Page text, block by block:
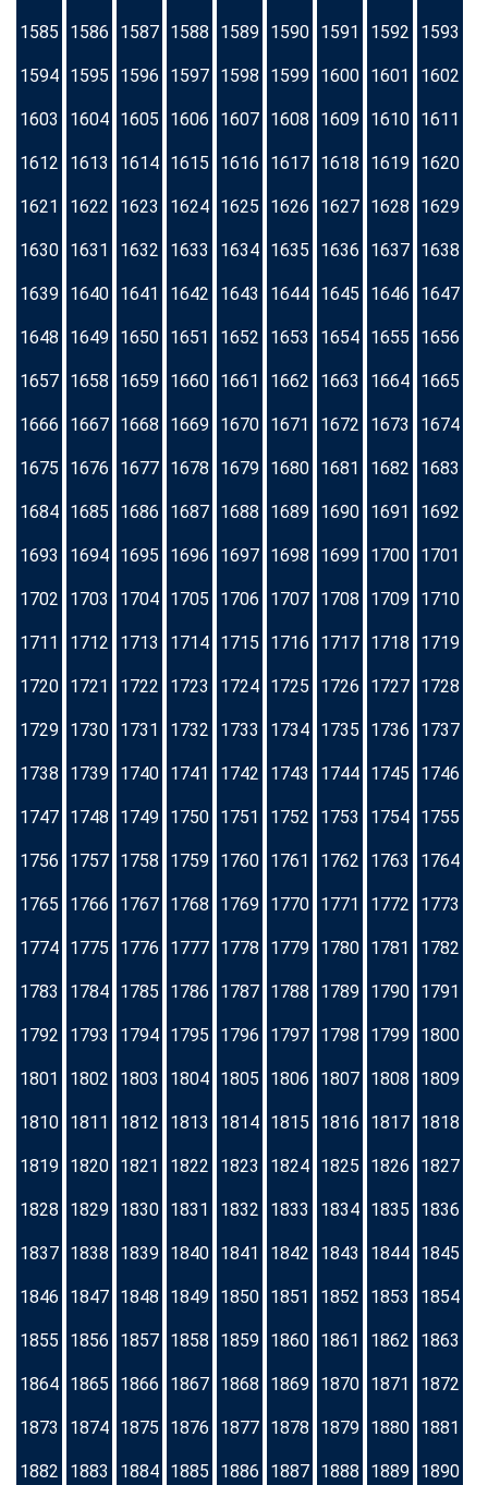
1585 1586 1587 1588 1589 1590 1591 1592 1593
1594 1595 1596 1597 1598 1599 1600 1601 1602
1603 1604 1605 1606 1607 1608 1609 1610 1611
1612 1613 1614 1615 1616 1617 1618 1619 1620
1621 1622 1623 1624 1625 1626 1627 1628 1629
1630 1631 1632 1633 1634 1635 1636 1637 1638
1639 1640 1641 1642 1643 1644 1645 1646 1647
1648 1649 1650 1651 1652 1653 1654 1655 1656
1657 1658 1659 1660 1661 1662 1663 1664 1665
1666 1667 1668 1669 1670 1671 1672 1673 1674
1675 1676 1677 1678 1679 1680 1681 1682 1683
1684 1685 1686 1687 1688 1689 1690 1691 1692
1693 1694 1695 1696 1697 1698 1699 1700 1701
1702 1703 1704 1705 1706 1707 1708 1709 1710
1711 1712 1713 1714 1715 1716 1717 1718 1719
1720 1721 1722 1723 1724 1725 1726 1727 1728
1729 1730 1731 1732 1733 1734 1735 1736 1737
1738 1739 1740 1741 1742 1743 1744 1745 1746
1747 1748 1749 1750 1751 1752 1753 1754 1755
1756 1757 1758 1759 1760 1761 1762 1763 1764
1765 1766 1767 1768 1769 1770 1771 1772 1773
1774 1775 1776 1777 1778 1779 1780 1781 1782
1783 1784 1785 1786 1787 1788 1789 1790 1791
1792 1793 1794 1795 1796 1797 1798 1799 1800
1801 1802 1803 1804 1805 1806 1807 1808 1809
1810 1811 1812 1813 1814 1815 1816 1817 1818
1819 1820 1821 1822 1823 1824 1825 1826 1827
1828 1829 1830 1831 1832 1833 1834 1835 1836
1837 1838 1839 1840 1841 1842 1843 1844 1845
1846 1847 1848 1849 1850 1851 1852 1853 1854
1855 1856 1857 1858 1859 1860 1861 1862 1863
1864 1865 1866 1867 1868 1869 1870 1871 1872
1873 1874 1875 1876 1877 1878 1879 1880 1881
1882 1883 1884 1885 1886 1887 1888 1889 1890